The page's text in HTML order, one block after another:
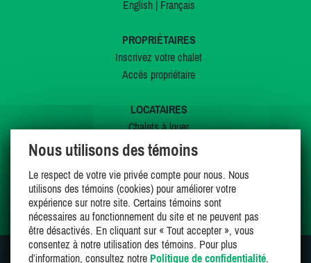
English| Français
PROPRIÉTAIRES
Inscrivez votre chalet
Accès propriétaire
LOCATAIRES
Chalets à louer
Chalets à vendre
Offres spéciales
Mes favoris
Nous utilisons des témoins
Le respect de votre vie privée compte pour nous. Nous
utilisons des témoins (cookies) pour améliorer votre
expérience sur notre site. Certains témoins sont
nécessaires au fonctionnement du site et ne peuvent pas
être désactivés. En cliquant sur « Tout accepter », vous
consentez à notre utilisation des témoins. Pour plus
d’information, consultez notre Politique de confidentialité.